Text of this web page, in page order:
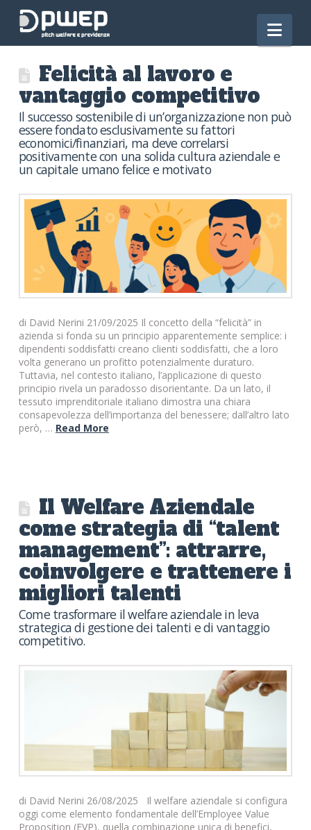
Felicità al lavoro e
vantaggio competitivo
Il successo sostenibile di un’organizzazione non può
essere fondato esclusivamente su fattori
economici/finanziari, ma deve correlarsi
positivamente con una solida cultura aziendale e
un capitale umano felice e motivato
di David Nerini 21/09/2025 Il concetto della “felicità” in
azienda si fonda su un principio apparentemente semplice: i
dipendenti soddisfatti creano clienti soddisfatti, che a loro
volta generano un profitto potenzialmente duraturo.
Tuttavia, nel contesto italiano, l’applicazione di questo
principio rivela un paradosso disorientante. Da un lato, il
tessuto imprenditoriale italiano dimostra una chiara
consapevolezza dell’importanza del benessere; dall’altro lato
però, … Read More
Il Welfare Aziendale
come strategia di “talent
management”: attrarre,
coinvolgere e trattenere i
migliori talenti
Come trasformare il welfare aziendale in leva
strategica di gestione dei talenti e di vantaggio
competitivo.
di David Nerini 26/08/2025 Il welfare aziendale si configura
oggi come elemento fondamentale dell’Employee Value
Proposition (EVP), quella combinazione unica di benefici,